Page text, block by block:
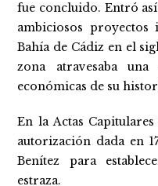
fue concluido. Entró
ambiciosos proyectos
Bahía de Cádiz en el
zona atravesaba
económicas de su
En la Actas
autorización dada en
Benítez para
estraza.